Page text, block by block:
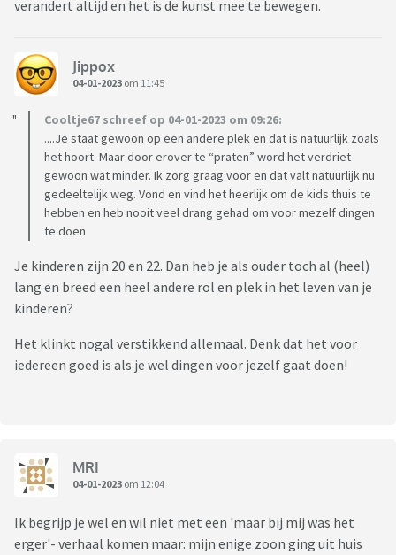
verandert altijd en het is de kunst mee te bewegen.
Jippox
04-01-2023 om 11:45
Cooltje67 schreef op 04-01-2023 om 09:26:
....Je staat gewoon op een andere plek en dat is natuurlijk zoals
het hoort. Maar door erover te “praten” word het verdriet
gewoon wat minder. Ik zorg graag voor en dat valt natuurlijk nu
gedeeltelijk weg. Vond en vind het heerlijk om de kids thuis te
hebben en heb nooit veel drang gehad om voor mezelf dingen
te doen
Je kinderen zijn 20 en 22. Dan heb je als ouder toch al (heel)
lang en breed een heel andere rol en plek in het leven van je
kinderen?
Het klinkt nogal verstikkend allemaal. Denk dat het voor
iedereen goed is als je wel dingen voor jezelf gaat doen!
MRI
04-01-2023 om 12:04
Ik begrijp je wel en wil niet met een 'maar bij mij was het
erger'- verhaal komen maar: mijn enige zoon ging uit huis